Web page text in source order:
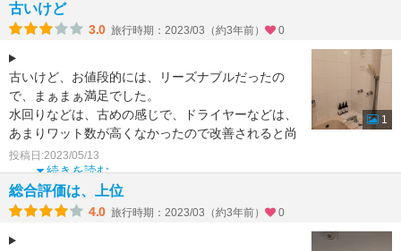
古いけど
3.0 旅行時期：2023/03（約3年前） 0
古いけど、お値段的には、リーズナブルだったの
で、まぁまぁ満足でした。
水回りなどは、古めの感じで、ドライヤーなどは、
あまりワット数が高くなかったので改善されると尚
いいなーと思いました。夕食のハンバー
続きを読む
投稿日:2023/05/13
1
総合評価は、上位
4.0 旅行時期：2023/03（約3年前） 0